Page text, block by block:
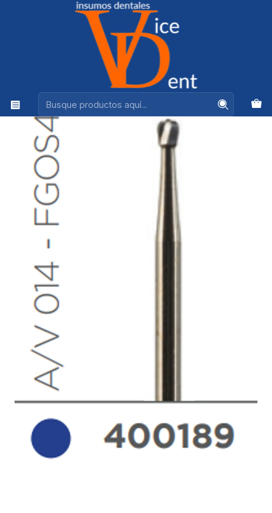
Ventas +56944575313
FRESA CARBIDE ALTA VELOCIDAD DE TALLO LARGO
REDONDA A/V 014 - FGOS4